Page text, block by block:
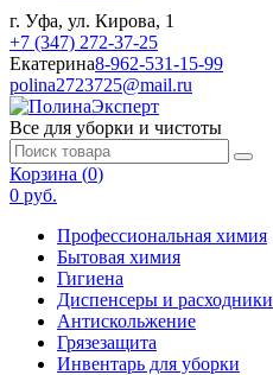
г. Уфа, ул. Кирова, 1
+7 (347) 272-37-25
Екатерина8-962-531-15-99
polina2723725@mail.ru
Все для уборки и чистоты
Корзина (0)
0 руб.
Профессиональная химия
Бытовая химия
Гигиена
Диспенсеры и расходники
Антискольжение
Грязезащита
Инвентарь для уборки